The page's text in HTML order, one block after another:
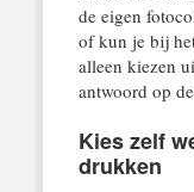
de eigen
of kun je bij
alleen kiezen
antwoord op
Kies zelf
drukken